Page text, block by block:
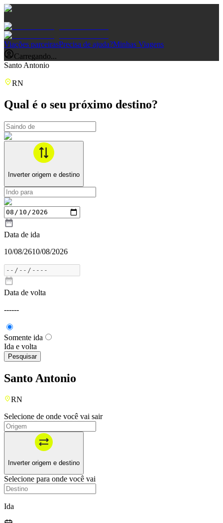
Viações parceirasPrecisa de ajuda?Minhas Viagens
Carregando...
Santo Antonio
RN
Qual é o seu próximo destino?
Inverter origem e destino
Data de ida
10/08/2610/08/2026
Data de volta
------
Somente ida
Ida e volta
Pesquisar
Santo Antonio
RN
Selecione de onde você vai sair
Inverter origem e destino
Selecione para onde você vai
Ida